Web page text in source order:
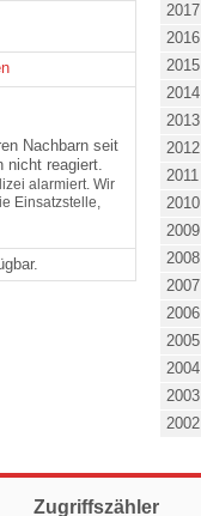
Nachbarn seit
nicht reagiert.
alarmiert. Wir
Einsatzstelle,
2017
2016
2015
2014
2013
2012
2011
2010
2009
2008
2007
2006
2005
2004
2003
2002
Zugriffszähler